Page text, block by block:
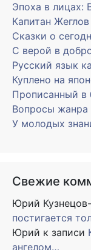
Эпоха в лицах:
Капитан
Сказки о
С верой в
Русский язык
Куплено на
Прописанный в
Вопросы жанра
У молодых
Свежие
Юрий
постигается
Юрий к записи
ангелом…